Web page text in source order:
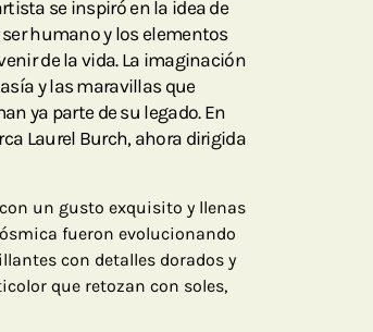
se inspiró en la idea de
humano y los elementos
de la vida. La imaginación
y las maravillas que
ya parte de su legado. En
Laurel Burch, ahora dirigida
un gusto exquisito y llenas
fueron evolucionando
con detalles dorados y
que retozan con soles,